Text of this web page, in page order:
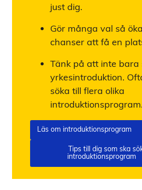
just dig.
Gör många val så
chanser att få en
Tänk på att inte bara
yrkesintroduktion.
söka till flera olika
introduktionsprogram.
Läs om introduktionsprogram
Tips till dig som ska
introduktionsprogram